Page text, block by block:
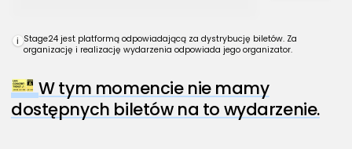
i Stage24 jest platformą odpowiadającą za dystrybucję biletów. Za
organizację i realizację wydarzenia odpowiada jego organizator.
W tym momencie nie mamy
dostępnych biletów na to wydarzenie.